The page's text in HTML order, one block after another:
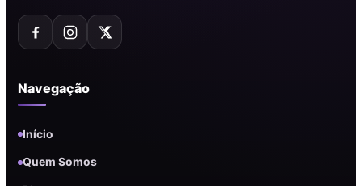
Navegação
Início
Quem Somos